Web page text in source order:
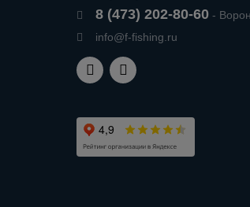
8 (473) 202-80-60 -
info@f-fishing.ru